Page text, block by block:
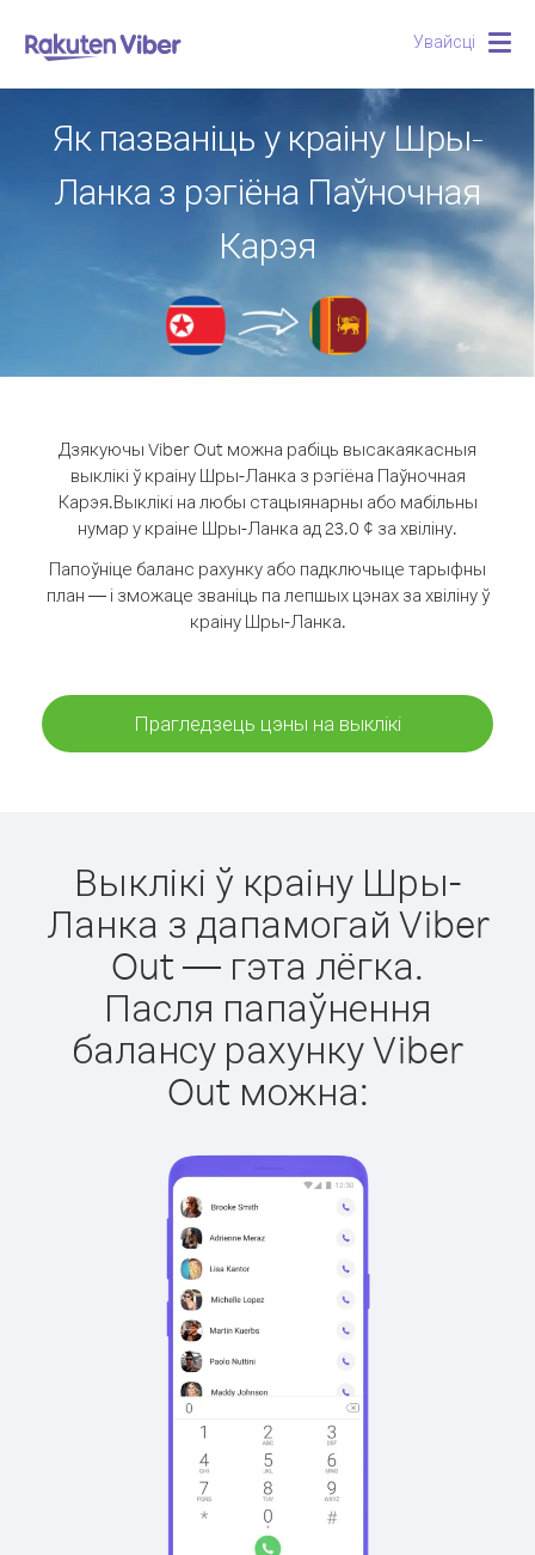
Увайсці
Як пазваніць у краіну Шры-
Ланка з рэгіёна Паўночная
Карэя
Дзякуючы Viber Out можна рабіць высакаякасныя
выклікі ў краіну Шры-Ланка з рэгіёна Паўночная
Карэя.Выклікі на любы стацыянарны або мабільны
нумар у краіне Шры-Ланка ад 23.0 ¢ за хвіліну.
Папоўніце баланс рахунку або падключыце тарыфны
план — і зможаце званіць па лепшых цэнах за хвіліну ў
краіну Шры-Ланка.
Прагледзець цэны на выклікі
Выклікі ў краіну Шры-
Ланка з дапамогай Viber
Out — гэта лёгка.
Пасля папаўнення
балансу рахунку Viber
Out можна: